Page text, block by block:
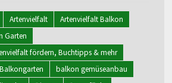
Artenvielfalt
Artenvielfalt Balkon
Garten
fördern, Buchtipps & mehr
Balkongarten
balkon gemüseanbau